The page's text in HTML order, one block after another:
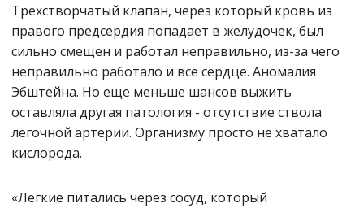
Трехстворчатый клапан, через который кровь из
правого предсердия попадает в желудочек, был
сильно смещен и работал неправильно, из-за чего
неправильно работало и все сердце. Аномалия
Эбштейна. Но еще меньше шансов выжить
оставляла другая патология - отсутствие ствола
легочной артерии. Организму просто не хватало
кислорода.
«Легкие питались через сосуд, который